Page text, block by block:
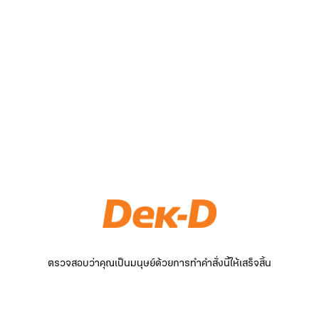
ตรวจสอบว่าคุณเป็นมนุษย์ด้วยการทำคำสั่งนี้ให้เสร็จสิ้น